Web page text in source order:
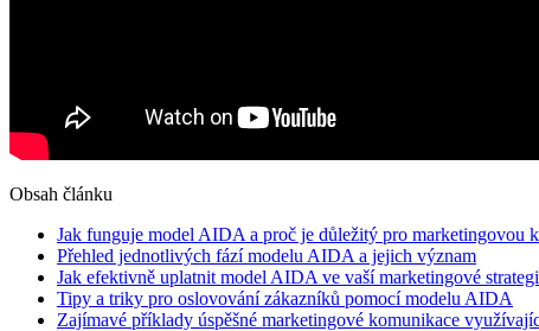
Obsah článku
Jak funguje model AIDA a proč je důležitý pro marketingovou
Přehled jednotlivých fází modelu AIDA a jejich význam
Jak efektivně uplatnit model AIDA ve vaší marketingové
Tipy a triky pro oslovování zákazníků pomocí modelu AIDA
Zajímavé příklady úspěšné marketingové komunikace